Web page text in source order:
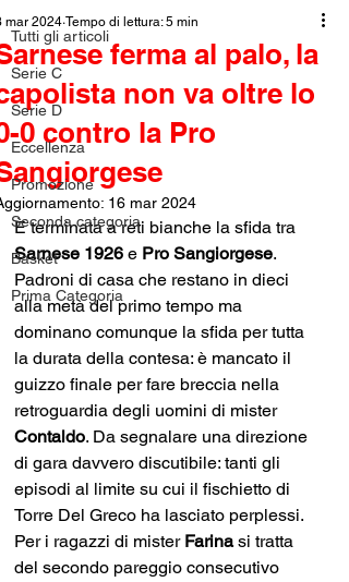
Tutti gli articoli
Serie C
Serie D
Eccellenza
Promozione
Seconda categoria
Basket
Prima Categoria
ferma al palo, la
non va oltre lo
0 contro la Pro
mar 2024 Tempo di lettura: 5 min
16 mar 2024
È terminata a reti bianche la sfida tra
Sarnese 1926 e Pro Sangiorgese.
Padroni di casa che restano in dieci
alla metà del primo tempo ma
dominano comunque la sfida per tutta
la durata della contesa: è mancato il
guizzo finale per fare breccia nella
retroguardia degli uomini di mister
Contaldo. Da segnalare una direzione
di gara davvero discutibile: tanti gli
episodi al limite su cui il fischietto di
Torre Del Greco ha lasciato perplessi.
Per i ragazzi di mister Farina si tratta
del secondo pareggio consecutivo